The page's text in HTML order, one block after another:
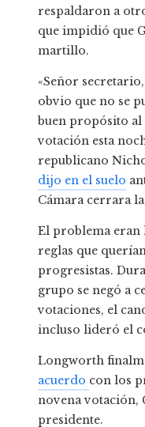
respaldaron a
que impidió que
martillo.
«Señor
obvio que no se
buen propósito
votación esta
republicano
dijo en el suelo
Cámara cerrara
El problema eran
reglas que
progresistas.
grupo se negó a
votaciones, el
incluso lideró el
Longworth
acuerdo con los
novena votación,
presidente.